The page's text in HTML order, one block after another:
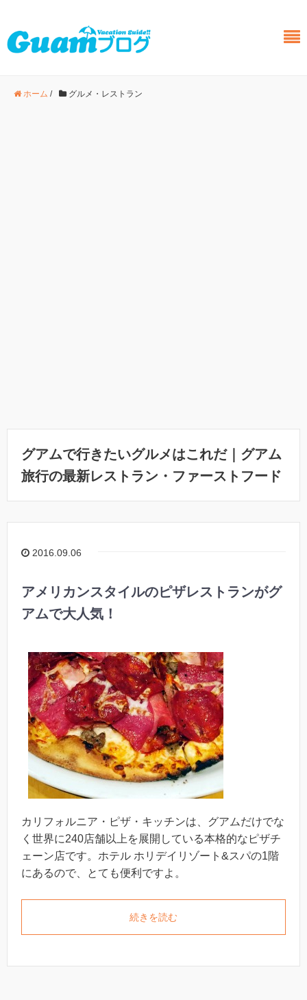
ホーム / グルメ・レストラン
グアムで行きたいグルメはこれだ｜グアム
旅行の最新レストラン・ファーストフード
2016.09.06
アメリカンスタイルのピザレストランがグ
アムで大人気！
カリフォルニア・ピザ・キッチンは、グアムだけでな
く世界に240店舗以上を展開している本格的なピザチ
ェーン店です。ホテル ホリデイリゾート&スパの1階
にあるので、とても便利ですよ。
続きを読む